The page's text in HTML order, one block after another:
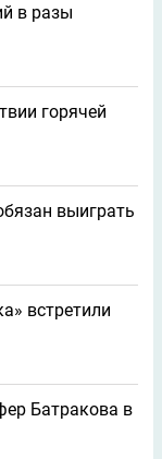
в разы
горячей
выиграть
встретили
Батракова в